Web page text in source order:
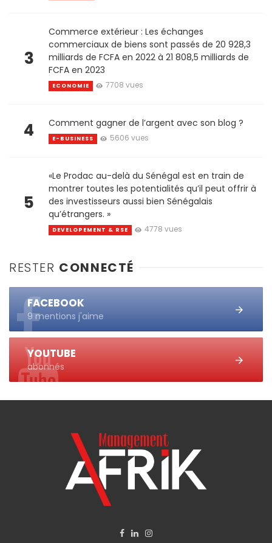
3
Commerce extérieur : Les échanges
commerciaux de biens sont passés de 20 928,3
milliards de FCFA en 2022 à 21 808,5 milliards de
FCFA en 2023
ECONOMIE 7708 vues
4 Comment gagner de l’argent avec son blog ?
E-BUSINESS 5606 vues
5
«Le Prodac au-delà du Sénégal est en train de
montrer toutes les potentialités qu’il peut offrir à
des investisseurs aussi bien Sénégalais
qu’étrangers. »
DEVELOPEMENT & RSE 4778 vues
RESTER CONNECTÉ
FACEBOOK
9 mentions j'aime
YOUTUBE
abonnés